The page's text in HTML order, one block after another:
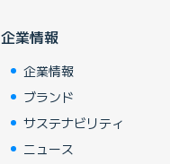
企業情報
企業情報
ブランド
サステナビリティ
ニュース